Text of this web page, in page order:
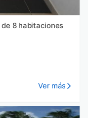
8 habitaciones
Ver más